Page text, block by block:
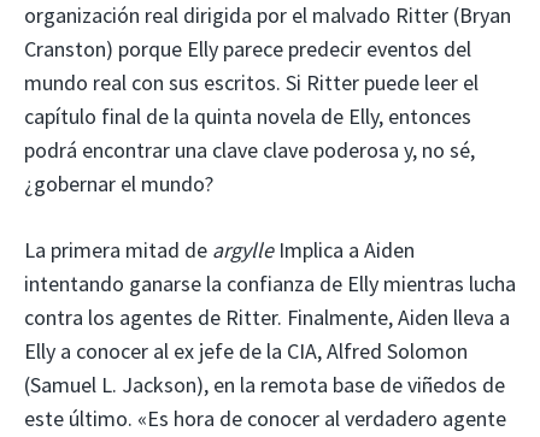
organización real dirigida por el malvado Ritter (Bryan
Cranston) porque Elly parece predecir eventos del
mundo real con sus escritos. Si Ritter puede leer el
capítulo final de la quinta novela de Elly, entonces
podrá encontrar una clave clave poderosa y, no sé,
¿gobernar el mundo?
La primera mitad de argylleImplica a Aiden
intentando ganarse la confianza de Elly mientras lucha
contra los agentes de Ritter. Finalmente, Aiden lleva a
Elly a conocer al ex jefe de la CIA, Alfred Solomon
(Samuel L. Jackson), en la remota base de viñedos de
este último. «Es hora de conocer al verdadero agente